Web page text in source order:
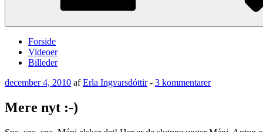
Forside
Videoer
Billeder
Udgivet
december 4, 2010 afErla Ingvarsdóttir- 3 kommentarertil
Mere nyt :-)